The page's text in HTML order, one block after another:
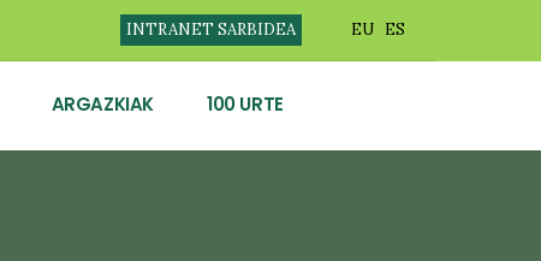
INTRANET SARBIDEA EU ES
ARGAZKIAK 100 URTE